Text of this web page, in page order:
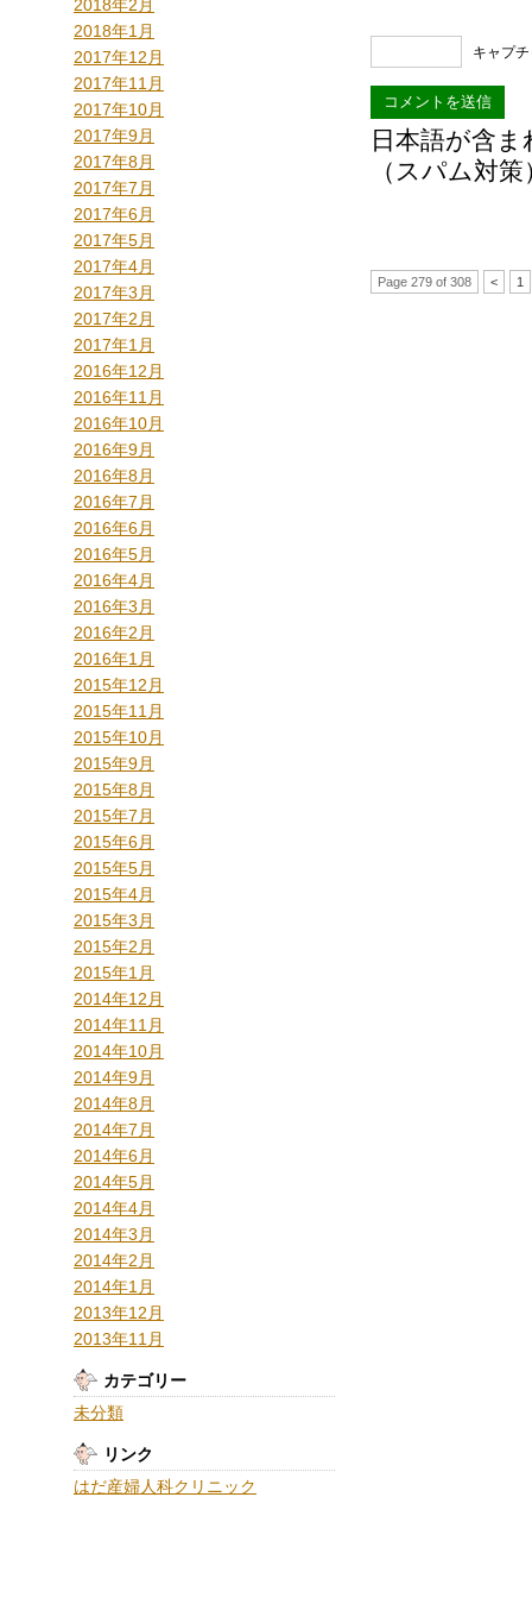
2018年2月
2018年1月
2017年12月
2017年11月
2017年10月
2017年9月
2017年8月
2017年7月
2017年6月
2017年5月
2017年4月
2017年3月
2017年2月
2017年1月
2016年12月
2016年11月
2016年10月
2016年9月
2016年8月
2016年7月
2016年6月
2016年5月
2016年4月
2016年3月
2016年2月
2016年1月
2015年12月
2015年11月
2015年10月
2015年9月
2015年8月
2015年7月
2015年6月
2015年5月
2015年4月
2015年3月
2015年2月
2015年1月
2014年12月
2014年11月
2014年10月
2014年9月
2014年8月
2014年7月
2014年6月
2014年5月
2014年4月
2014年3月
2014年2月
2014年1月
2013年12月
2013年11月
カテゴリー
未分類
リンク
はだ産婦人科クリニック
キャプ
日本語が含
（スパム対策
Page 279 of 308 < 1